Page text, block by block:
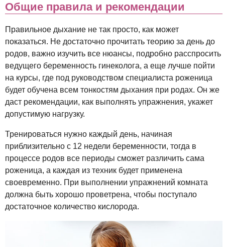
Общие правила и рекомендации
Правильное дыхание не так просто, как может
показаться. Не достаточно прочитать теорию за день до
родов, важно изучить все нюансы, подробно расспросить
ведущего беременность гинеколога, а еще лучше пойти
на курсы, где под руководством специалиста роженица
будет обучена всем тонкостям дыхания при родах. Он же
даст рекомендации, как выполнять упражнения, укажет
допустимую нагрузку.
Тренироваться нужно каждый день, начиная
приблизительно с 12 недели беременности, тогда в
процессе родов все периоды сможет различить сама
роженица, а каждая из техник будет применена
своевременно. При выполнении упражнений комната
должна быть хорошо проветрена, чтобы поступало
достаточное количество кислорода.